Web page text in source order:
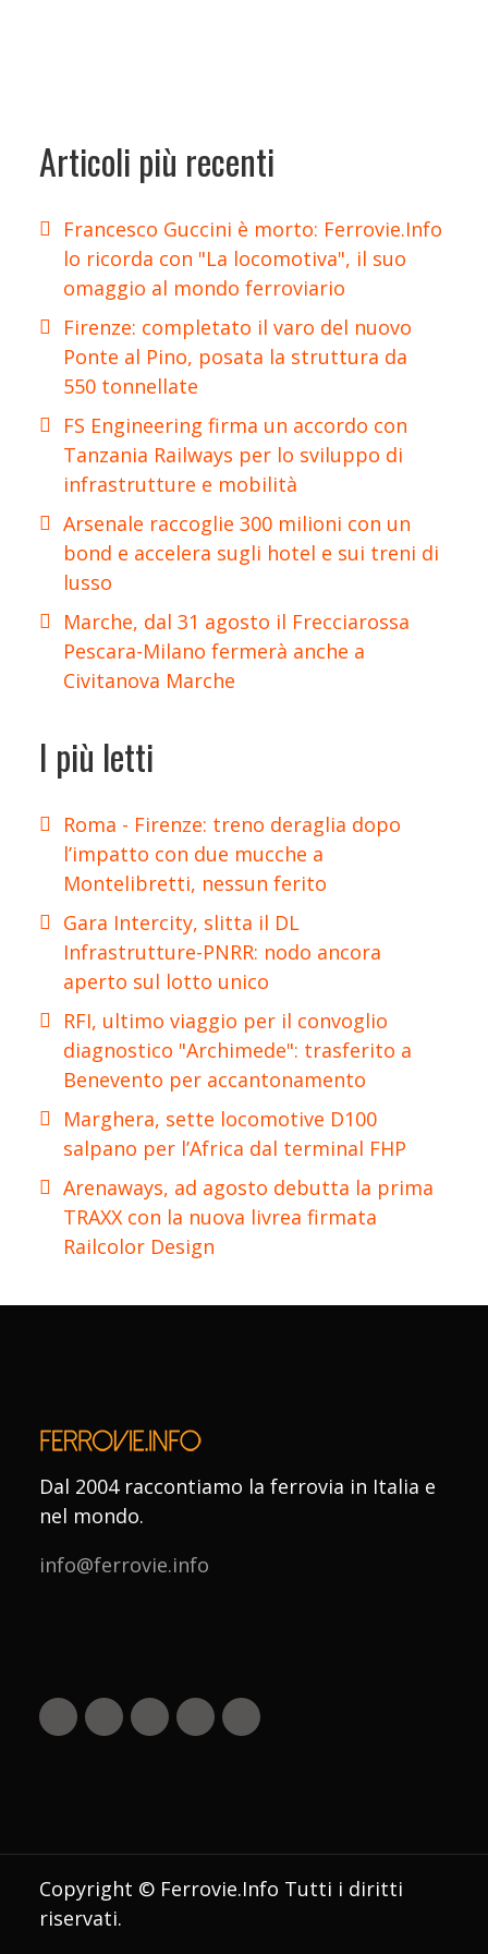
Articoli più recenti
Francesco Guccini è morto: Ferrovie.Info
lo ricorda con "La locomotiva", il suo
omaggio al mondo ferroviario
Firenze: completato il varo del nuovo
Ponte al Pino, posata la struttura da
550 tonnellate
FS Engineering firma un accordo con
Tanzania Railways per lo sviluppo di
infrastrutture e mobilità
Arsenale raccoglie 300 milioni con un
bond e accelera sugli hotel e sui treni di
lusso
Marche, dal 31 agosto il Frecciarossa
Pescara-Milano fermerà anche a
Civitanova Marche
I più letti
Roma - Firenze: treno deraglia dopo
l’impatto con due mucche a
Montelibretti, nessun ferito
Gara Intercity, slitta il DL
Infrastrutture-PNRR: nodo ancora
aperto sul lotto unico
RFI, ultimo viaggio per il convoglio
diagnostico "Archimede": trasferito a
Benevento per accantonamento
Marghera, sette locomotive D100
salpano per l’Africa dal terminal FHP
Arenaways, ad agosto debutta la prima
TRAXX con la nuova livrea firmata
Railcolor Design
Dal 2004 raccontiamo la ferrovia in Italia e
nel mondo.
info@ferrovie.info
Copyright © Ferrovie.Info Tutti i diritti
riservati.